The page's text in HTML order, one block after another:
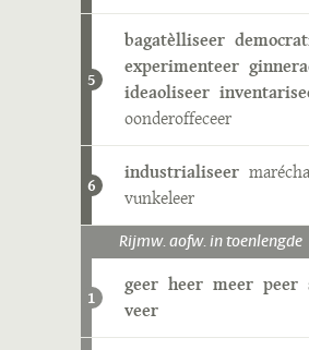
5
bagatèlliseer
experimenteer
ideaoliseer
oonderoffeceer
6
industrialiseer
vunkeleer
Rijmw. aofw. in toenlengde
1
geer heer meer peer
veer